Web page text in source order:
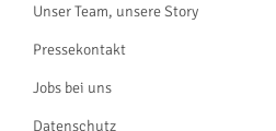
Unser Team, unsere Story
Pressekontakt
Jobs bei uns
Datenschutz